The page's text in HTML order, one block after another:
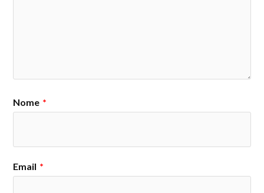
Nome *
Email *